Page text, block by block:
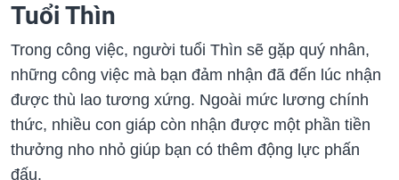
Tuổi Thìn
Trong công việc, người tuổi Thìn sẽ gặp quý nhân,
những công việc mà bạn đảm nhận đã đến lúc nhận
được thù lao tương xứng. Ngoài mức lương chính
thức, nhiều con giáp còn nhận được một phần tiền
thưởng nho nhỏ giúp bạn có thêm động lực phấn
đấu.